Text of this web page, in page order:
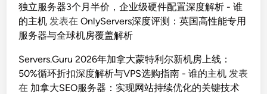
独立服务器3个月半价，企业级硬件配置深度解析 - 谁
的主机 发表在OnlyServers深度评测：英国高性能专用
服务器与全球机房覆盖解析
Servers.Guru 2026年加拿大蒙特利尔新机房上线：
50%循环折扣深度解析与VPS选购指南 - 谁的主机 发表
在 加拿大SEO服务器：实现网站持续优化的关键技术